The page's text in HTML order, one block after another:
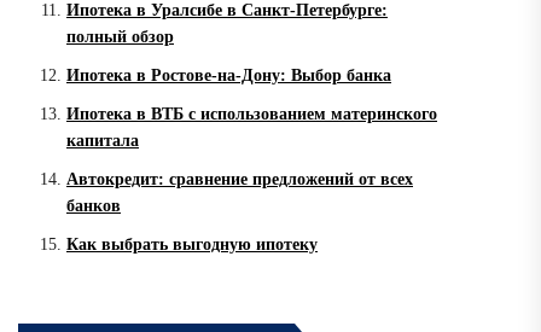
Ипотека в Уралсибе в Санкт-Петербурге:
полный обзор
Ипотека в Ростове-на-Дону: Выбор банка
Ипотека в ВТБ с использованием материнского
капитала
Автокредит: сравнение предложений от всех
банков
Как выбрать выгодную ипотеку